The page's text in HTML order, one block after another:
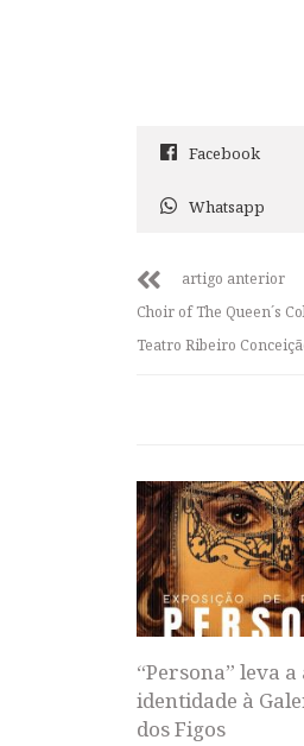
Facebook
Whatsapp
artigo anterior
Choir of The Queen´s
Teatro Ribeiro
“Persona” leva
identidade à
dos Figos